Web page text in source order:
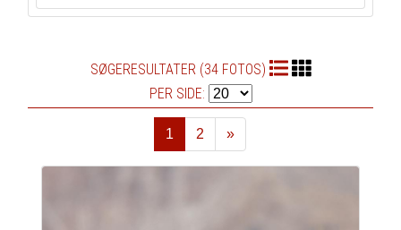
SØGERESULTATER (34 FOTOS)
PER SIDE:
1 2
»
Næste